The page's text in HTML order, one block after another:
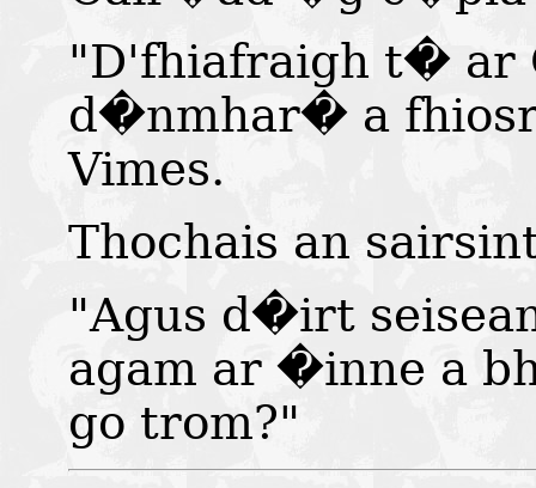
"D'fhiafraigh t� ar
d�nmhar� a
Vimes.
Thochais an
"Agus d�irt
agam ar �inne a
go trom?"